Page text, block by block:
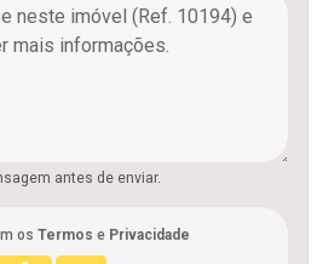
antes de enviar.
os Termos e Privacidade